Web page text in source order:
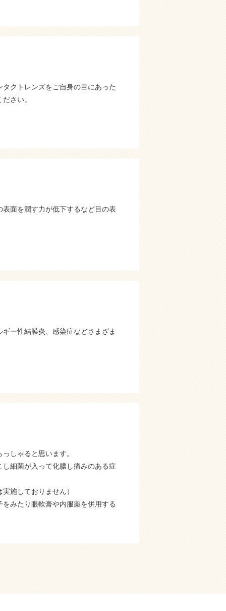
クトレンズをご自身の目にあった
さい。
面を潤す力が低下するなど目の表
ー性結膜炎、感染症などさまざま
しゃると思います。
細菌が入って化膿し痛みのある症
施しておりません）
みたり眼軟膏や内服薬を併用する